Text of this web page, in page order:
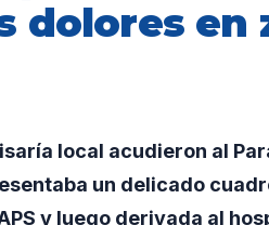
dolores en
local acudieron al
un delicado
y luego derivada al